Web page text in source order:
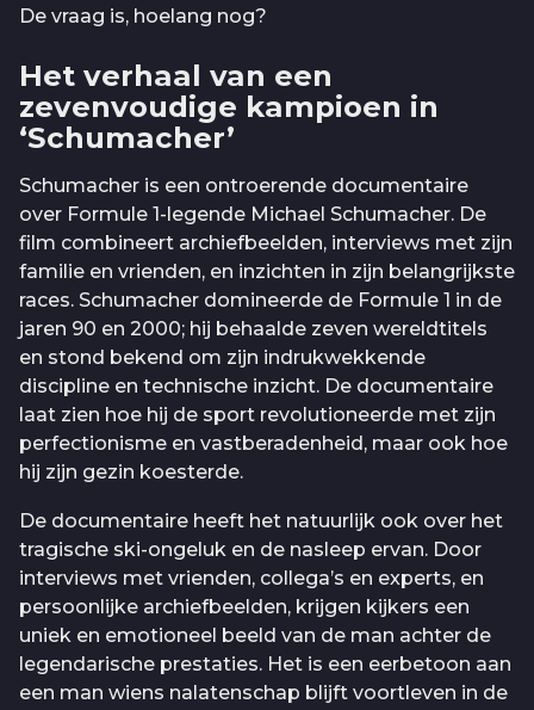
De vraag is, hoelang nog?
Het verhaal van een
zevenvoudige kampioen in
‘Schumacher’
Schumacher is een ontroerende documentaire
over Formule 1-legende Michael Schumacher. De
film combineert archiefbeelden, interviews met zijn
familie en vrienden, en inzichten in zijn belangrijkste
races. Schumacher domineerde de Formule 1 in de
jaren 90 en 2000; hij behaalde zeven wereldtitels
en stond bekend om zijn indrukwekkende
discipline en technische inzicht. De documentaire
laat zien hoe hij de sport revolutioneerde met zijn
perfectionisme en vastberadenheid, maar ook hoe
hij zijn gezin koesterde.
De documentaire heeft het natuurlijk ook over het
tragische ski-ongeluk en de nasleep ervan. Door
interviews met vrienden, collega’s en experts, en
persoonlijke archiefbeelden, krijgen kijkers een
uniek en emotioneel beeld van de man achter de
legendarische prestaties. Het is een eerbetoon aan
een man wiens nalatenschap blijft voortleven in de